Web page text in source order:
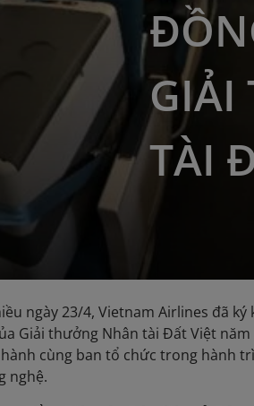
GIẢI
TÀI
ngày 23/4, Vietnam Airlines đã
Giải thưởng Nhân tài Đất Việt
cùng ban tổ chức trong hành
nghệ.